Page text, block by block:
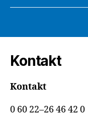
Kontakt
Kontakt
0 60 22–26 46 42 0